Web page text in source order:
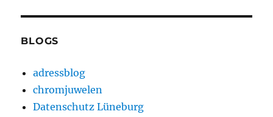
BLOGS
adressblog
chromjuwelen
Datenschutz Lüneburg